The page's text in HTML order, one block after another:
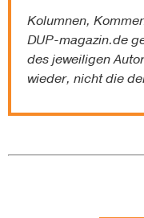
Kolumnen,
DUP-magazin.de
des jeweiligen
wieder, nicht die